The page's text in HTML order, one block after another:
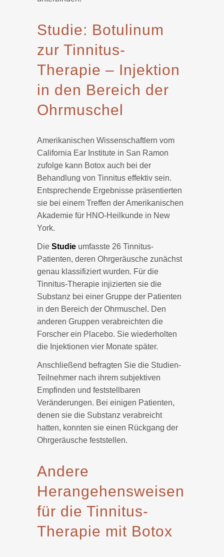
Studie: Botulinum
zur Tinnitus-
Therapie – Injektion
in den Bereich der
Ohrmuschel
Amerikanischen Wissenschaftlern vom
California Ear Institute in San Ramon
zufolge kann Botox auch bei der
Behandlung von Tinnitus effektiv sein.
Entsprechende Ergebnisse präsentierten
sie bei einem Treffen der Amerikanischen
Akademie für HNO-Heilkunde in New
York.
Die Studie umfasste 26 Tinnitus-
Patienten, deren Ohrgeräusche zunächst
genau klassifiziert wurden. Für die
Tinnitus-Therapie injizierten sie die
Substanz bei einer Gruppe der Patienten
in den Bereich der Ohrmuschel. Den
anderen Gruppen verabreichten die
Forscher ein Placebo. Sie wiederholten
die Injektionen vier Monate später.
Anschließend befragten Sie die Studien-
Teilnehmer nach ihrem subjektiven
Empfinden und feststellbaren
Veränderungen. Bei einigen Patienten,
denen sie die Substanz verabreicht
hatten, konnten sie einen Rückgang der
Ohrgeräusche feststellen.
Andere
Herangehensweisen
für die Tinnitus-
Therapie mit Botox